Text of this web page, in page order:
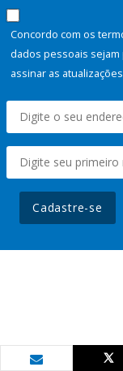
Concordo com os
dados pessoais
assinar as
Cadastre-se